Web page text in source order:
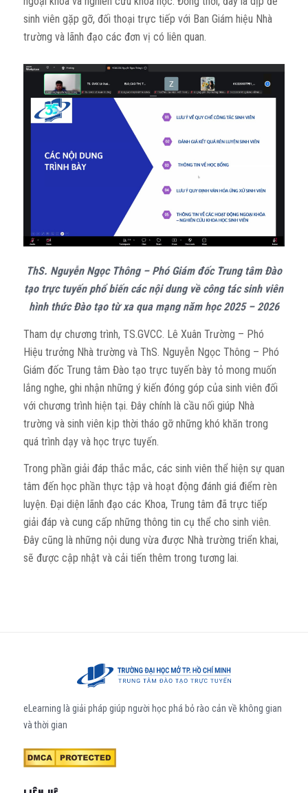
sinh viên gặp gỡ, đối thoại trực tiếp với Ban Giám hiệu Nhà
trường và lãnh đạo các đơn vị có liên quan.
ThS. Nguyễn Ngọc Thông – Phó Giám đốc Trung tâm Đào
tạo trực tuyến phổ biến các nội dung về công tác sinh viên
hình thức Đào tạo từ xa qua mạng năm học 2025 – 2026
Tham dự chương trình, TS.GVCC. Lê Xuân Trường – Phó
Hiệu trưởng Nhà trường và ThS. Nguyễn Ngọc Thông – Phó
Giám đốc Trung tâm Đào tạo trực tuyến bày tỏ mong muốn
lắng nghe, ghi nhận những ý kiến đóng góp của sinh viên đối
với chương trình hiện tại. Đây chính là cầu nối giúp Nhà
trường và sinh viên kịp thời tháo gỡ những khó khăn trong
quá trình dạy và học trực tuyến.
Trong phần giải đáp thắc mắc, các sinh viên thể hiện sự quan
tâm đến học phần thực tập và hoạt động đánh giá điểm rèn
luyện. Đại diện lãnh đạo các Khoa, Trung tâm đã trực tiếp
giải đáp và cung cấp những thông tin cụ thể cho sinh viên.
Đây cũng là những nội dung vừa được Nhà trường triển khai,
sẽ được cập nhật và cải tiến thêm trong tương lai.
eLearning là giải pháp giúp người học phá bỏ rào cản về không gian
và thời gian